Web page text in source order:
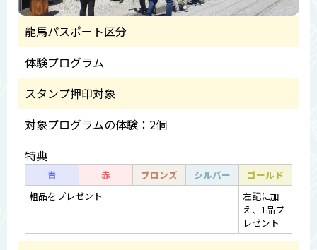
龍馬パスポート区分
体験プログラム
スタンプ押印対象
対象プログラムの体験：2個
特典
青 赤 ブロンズ シルバー
ゴールド
粗品をプレゼント
左記に加
え、1品プ
レゼント